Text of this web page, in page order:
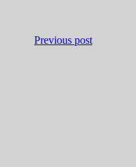
Previous post